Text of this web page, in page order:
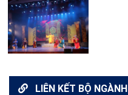
LIÊN KẾT BỘ NGÀNH